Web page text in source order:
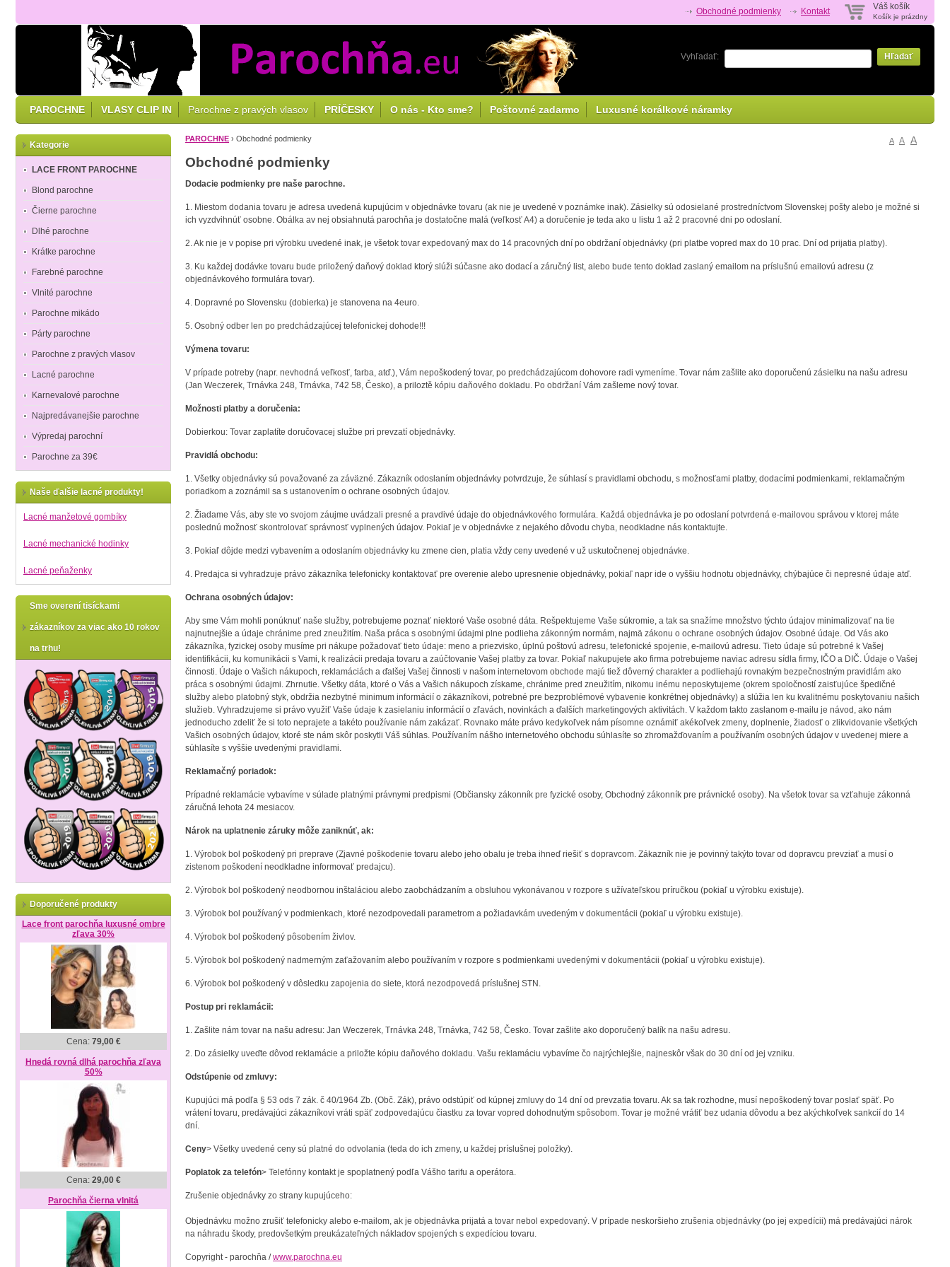
Váš košík
Košík je prázdny
Obchodné podmienky Kontakt
Vyhľadať: Hľadať
PAROCHNE VLASY CLIP IN Parochne z pravých vlasov PRÍČESKY O nás - Kto sme? Poštovné zadarmo Luxusné korálkové náramky
A A A
PAROCHNE › Obchodné podmienky
Obchodné podmienky
Dodacie podmienky pre naše parochne.
1. Miestom dodania tovaru je adresa uvedená kupujúcim v objednávke tovaru (ak nie je uvedené v poznámke inak). Zásielky sú odosielané prostredníctvom Slovenskej pošty alebo je možné si
ich vyzdvihnúť osobne. Obálka av nej obsiahnutá parochňa je dostatočne malá (veľkosť A4) a doručenie je teda ako u listu 1 až 2 pracovné dni po odoslaní.
2. Ak nie je v popise pri výrobku uvedené inak, je všetok tovar expedovaný max do 14 pracovných dní po obdržaní objednávky (pri platbe vopred max do 10 prac. Dní od prijatia platby).
3. Ku každej dodávke tovaru bude priložený daňový doklad ktorý slúži súčasne ako dodací a záručný list, alebo bude tento doklad zaslaný emailom na príslušnú emailovú adresu (z
objednávkového formulára tovar).
4. Dopravné po Slovensku (dobierka) je stanovena na 4euro.
5. Osobný odber len po predchádzajúcej telefonickej dohode!!!
Výmena tovaru:
V prípade potreby (napr. nevhodná veľkosť, farba, atď.), Vám nepoškodený tovar, po predchádzajúcom dohovore radi vymeníme. Tovar nám zašlite ako doporučenú zásielku na našu adresu
(Jan Weczerek, Trnávka 248, Trnávka, 742 58, Česko), a priloztě kópiu daňového dokladu. Po obdržaní Vám zašleme nový tovar.
Možnosti platby a doručenia:
Dobierkou: Tovar zaplatíte doručovacej službe pri prevzatí objednávky.
Pravidlá obchodu:
1. Všetky objednávky sú považované za záväzné. Zákazník odoslaním objednávky potvrdzuje, že súhlasí s pravidlami obchodu, s možnosťami platby, dodacími podmienkami, reklamačným
poriadkom a zoznámil sa s ustanovením o ochrane osobných údajov.
2. Žiadame Vás, aby ste vo svojom záujme uvádzali presné a pravdivé údaje do objednávkového formulára. Každá objednávka je po odoslaní potvrdená e-mailovou správou v ktorej máte
poslednú možnosť skontrolovať správnosť vyplnených údajov. Pokiaľ je v objednávke z nejakého dôvodu chyba, neodkladne nás kontaktujte.
3. Pokiaľ dôjde medzi vybavením a odoslaním objednávky ku zmene cien, platia vždy ceny uvedené v už uskutočnenej objednávke.
4. Predajca si vyhradzuje právo zákazníka telefonicky kontaktovať pre overenie alebo upresnenie objednávky, pokiaľ napr ide o vyššiu hodnotu objednávky, chýbajúce či nepresné údaje atď.
Ochrana osobných údajov:
Aby sme Vám mohli ponúknuť naše služby, potrebujeme poznať niektoré Vaše osobné dáta. Rešpektujeme Vaše súkromie, a tak sa snažíme množstvo týchto údajov minimalizovať na tie
najnutnejšie a údaje chránime pred zneužitím. Naša práca s osobnými údajmi plne podlieha zákonným normám, najmä zákonu o ochrane osobných údajov. Osobné údaje. Od Vás ako
zákazníka, fyzickej osoby musíme pri nákupe požadovať tieto údaje: meno a priezvisko, úplnú poštovú adresu, telefonické spojenie, e-mailovú adresu. Tieto údaje sú potrebné k Vašej
identifikácii, ku komunikácii s Vami, k realizácii predaja tovaru a zaúčtovanie Vašej platby za tovar. Pokiaľ nakupujete ako firma potrebujeme naviac adresu sídla firmy, IČO a DIČ. Údaje o Vašej
činnosti. Údaje o Vašich nákupoch, reklamáciách a ďalšej Vašej činnosti v našom internetovom obchode majú tiež dôverný charakter a podliehajú rovnakým bezpečnostným pravidlám ako
práca s osobnými údajmi. Zhrnutie. Všetky dáta, ktoré o Vás a Vašich nákupoch získame, chránime pred zneužitím, nikomu inému neposkytujeme (okrem spoločností zaisťujúce špedičné
služby alebo platobný styk, obdržia nezbytné minimum informácií o zákazníkovi, potrebné pre bezproblémové vybavenie konkrétnej objednávky) a slúžia len ku kvalitnému poskytovaniu našich
služieb. Vyhradzujeme si právo využiť Vaše údaje k zasielaniu informácií o zľavách, novinkách a ďalších marketingových aktivitách. V každom takto zaslanom e-mailu je návod, ako nám
jednoducho zdeliť že si toto neprajete a takéto používanie nám zakázať. Rovnako máte právo kedykoľvek nám písomne ​​oznámiť akékoľvek zmeny, doplnenie, žiadosť o zlikvidovanie všetkých
Vašich osobných údajov, ktoré ste nám skôr poskytli Váš súhlas. Používaním nášho internetového obchodu súhlasíte so zhromažďovaním a používaním osobných údajov v uvedenej miere a
súhlasíte s vyššie uvedenými pravidlami.
Reklamačný poriadok:
Prípadné reklamácie vybavíme v súlade platnými právnymi predpismi (Občiansky zákonník pre fyzické osoby, Obchodný zákonník pre právnické osoby). Na všetok tovar sa vzťahuje zákonná
záručná lehota 24 mesiacov.
Nárok na uplatnenie záruky môže zaniknúť, ak:
1. Výrobok bol poškodený pri preprave (Zjavné poškodenie tovaru alebo jeho obalu je treba ihneď riešiť s dopravcom. Zákazník nie je povinný takýto tovar od dopravcu prevziať a musí o
zistenom poškodení neodkladne informovať predajcu).
2. Výrobok bol poškodený neodbornou inštaláciou alebo zaobchádzaním a obsluhou vykonávanou v rozpore s užívateľskou príručkou (pokiaľ u výrobku existuje).
3. Výrobok bol používaný v podmienkach, ktoré nezodpovedali parametrom a požiadavkám uvedeným v dokumentácii (pokiaľ u výrobku existuje).
4. Výrobok bol poškodený pôsobením živlov.
5. Výrobok bol poškodený nadmerným zaťažovaním alebo používaním v rozpore s podmienkami uvedenými v dokumentácii (pokiaľ u výrobku existuje).
6. Výrobok bol poškodený v dôsledku zapojenia do siete, ktorá nezodpovedá príslušnej STN.
Postup pri reklamácii:
1. Zašlite nám tovar na našu adresu: Jan Weczerek, Trnávka 248, Trnávka, 742 58, Česko. Tovar zašlite ako doporučený balík na našu adresu.
2. Do zásielky uveďte dôvod reklamácie a priložte kópiu daňového dokladu. Vašu reklamáciu vybavíme čo najrýchlejšie, najneskôr však do 30 dní od jej vzniku.
Odstúpenie od zmluvy:
Kupujúci má podľa § 53 ods 7 zák. č 40/1964 Zb. (Obč. Zák), právo odstúpiť od kúpnej zmluvy do 14 dní od prevzatia tovaru. Ak sa tak rozhodne, musí nepoškodený tovar poslať späť. Po
vrátení tovaru, predávajúci zákazníkovi vráti späť zodpovedajúcu čiastku za tovar vopred dohodnutým spôsobom. Tovar je možné vrátiť bez udania dôvodu a bez akýchkoľvek sankcií do 14
dní.
Ceny> Všetky uvedené ceny sú platné do odvolania (teda do ich zmeny, u každej príslušnej položky).
Poplatok za telefón> Telefónny kontakt je spoplatnený podľa Vášho tarifu a operátora.
Zrušenie objednávky zo strany kupujúceho:
Objednávku možno zrušiť telefonicky alebo e-mailom, ak je objednávka prijatá a tovar nebol expedovaný. V prípade neskoršieho zrušenia objednávky (po jej expedícii) má predávajúci nárok
na náhradu škody, predovšetkým preukázateľných nákladov spojených s expedíciou tovaru.
Copyright - parochňa /www.parochna.eu
Kategorie
LACE FRONT PAROCHNE
Blond parochne
Čierne parochne
Dlhé parochne
Krátke parochne
Farebné parochne
Vlnité parochne
Parochne mikádo
Párty parochne
Parochne z pravých vlasov
Lacné parochne
Karnevalové parochne
Najpredávanejšie parochne
Výpredaj parochní
Parochne za 39€
Naše ďalšie lacné produkty!
Lacné manžetové gombíky
Lacné mechanické hodinky
Lacné peňaženky
Sme overení tisíckami
zákazníkov za viac ako 10 rokov
na trhu!
Doporučené produkty
Lace front parochňa luxusné ombre
zľava 30%
Cena: 79,00 €
Hnedá rovná dlhá parochňa zľava
50%
Cena: 29,00 €
Parochňa čierna vlnitá